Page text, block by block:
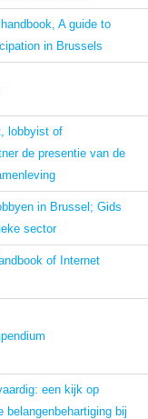
A guide to
in Brussels
lobbyist of
de presentie van de
in Brussel; Gids
sector
of Internet
een kijk op
belangenbehartiging bij